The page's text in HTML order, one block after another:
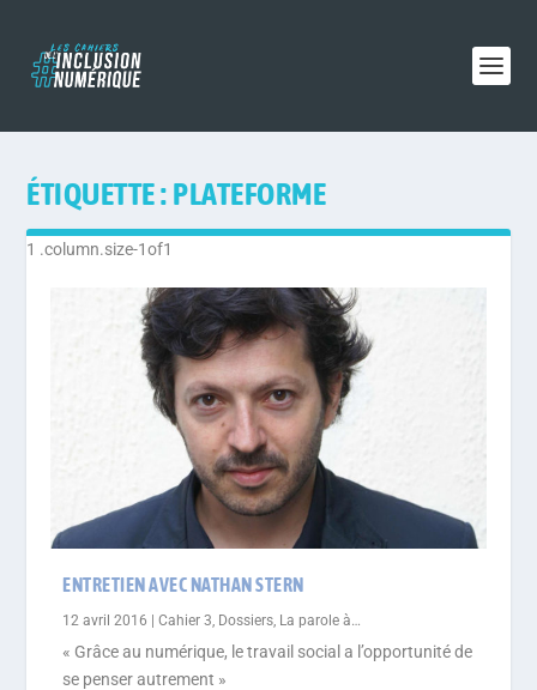
ÉTIQUETTE : PLATEFORME
ENTRETIEN AVEC NATHAN STERN
12 avril 2016 |Cahier 3 Dossiers La parole à…
« Grâce au numérique, le travail social a l’opportunité de
se penser autrement »